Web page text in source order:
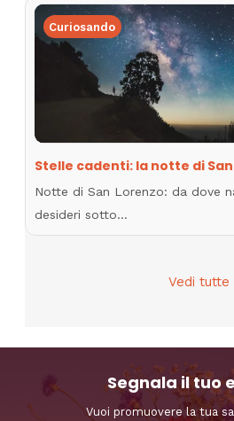
Curiosando
Stelle cadenti: la notte di
Notte di San Lorenzo: da dove
desideri sotto…
Vedi tutte
Segnala il tuo
Vuoi promuovere la tua